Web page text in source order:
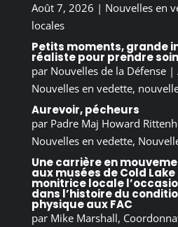
Août 7, 2026 | Nouvelles en
locales
Petits moments, grande
réaliste pour prendre
par Nouvelles de la Défense|
Nouvelles en vedette,
Aurevoir, pécheurs
par Padre Maj Howard
Nouvelles en vedette,
Une carrière en
aux musées de Cold
monitrice locale
dans l’histoire du
physique aux FAC
par Mike Marshall,